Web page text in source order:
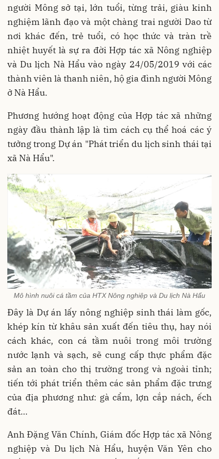
người Mông sở tại, lớn tuổi, từng trải, giàu kinh
nghiệm lãnh đạo và một chàng trai người Dao từ
nơi khác đến, trẻ tuổi, có học thức và tràn trề
nhiệt huyết là sự ra đời Hợp tác xã Nông nghiệp
và Du lịch Nà Hẩu vào ngày 24/05/2019 với các
thành viên là thanh niên, hộ gia đình người Mông
ở Nà Hẩu.
Phương hướng hoạt động của Hợp tác xã những
ngày đầu thành lập là tìm cách cụ thể hoá các ý
tưởng trong Dự án "Phát triển du lịch sinh thái tại
xã Nà Hẩu".
Mô hình nuôi cá tầm của HTX Nông nghiệp và Du lịch Nà Hẩu
Đây là Dự án lấy nông nghiệp sinh thái làm gốc,
khép kín từ khâu sản xuất đến tiêu thụ, hay nói
cách khác, con cá tầm nuôi trong môi trường
nước lạnh và sạch, sẽ cung cấp thực phẩm đặc
sản an toàn cho thị trường trong và ngoài tỉnh;
tiến tới phát triển thêm các sản phẩm đặc trưng
của địa phương như: gà cẩm, lợn cắp nách, ếch
đát…
Anh Đặng Văn Chính, Giám đốc Hợp tác xã Nông
nghiệp và Du lịch Nà Hẩu, huyện Văn Yên cho